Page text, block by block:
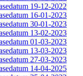
19-12-2022
16-01-2023
30-01-2023
13-02-2023
01-03-2023
13-03-2023
27-03-2023
14-04-2025